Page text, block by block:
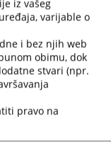
U
SE VODI
DENJAGIĆA I
DATUM ZA
ZAVRŠNE RIJEČI
iz vašeg
varijable o
i bez njih web
obimu, dok
stvari (npr.
pravo na